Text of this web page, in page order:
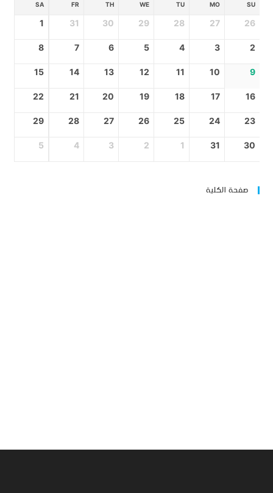
SU
MO
TU
WE
TH
FR
SA
26
27
28
29
30
31
1
2
3
4
5
6
7
8
9
10
11
12
13
14
15
16
17
18
19
20
21
22
23
24
25
26
27
28
29
30
31
1
2
3
4
5
صفحة الكلية